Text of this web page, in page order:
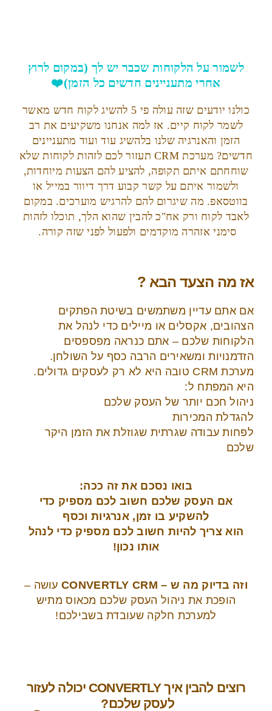
לשמור על הלקוחות שכבר יש לך (במקום לרוץ
אחרי מתעניינים חדשים כל הזמן)❤️
כולנו יודעים שזה עולה פי 5 להשיג לקוח חדש מאשר
לשמר לקוח קיים. אז למה אנחנו משקיעים את רב
הזמן והאנרגיה שלנו בלהשיג עוד ועוד מתעניינים
חדשים? מערכת CRM תעזור לכם לזהות לקוחות שלא
שוחחתם איתם תקופה, להציע להם הצעות מיוחדות,
ולשמור איתם על קשר קבוע דרך דיוור במייל או
בווטסאפ. מה שיגרום להם להרגיש מוערכים. במקום
לאבד לקוח ורק אח"כ להבין שהוא הלך, תוכלו לזהות
סימני אזהרה מוקדמים ולפעול לפני שזה קורה.
אז מה הצעד הבא ?
אם אתם עדיין משתמשים בשיטת הפתקים
הצהובים, אקסלים או מיילים כדי לנהל את
הלקוחות שלכם – אתם כנראה מפספסים
הזדמנויות ומשאירים הרבה כסף על השולחן.
מערכת CRM טובה היא לא רק לעסקים גדולים.
היא המפתח ל:
ניהול חכם יותר של העסק שלכם
להגדלת המכירות
לפחות עבודה שגרתית שגוזלת את הזמן היקר
שלכם
בואו נסכם את זה ככה:
אם העסק שלכם חשוב לכם מספיק כדי
להשקיע בו זמן, אנרגיות וכסף
הוא צריך להיות חשוב לכם מספיק כדי לנהל
אותו נכון!
וזה בדיוק מה ש – CONVERTLY CRM
עושה –
הופכת את ניהול העסק שלכם מכאוס מתיש
למערכת חלקה שעובדת בשבילכם!
רוצים להבין איךCONVERTLYיכולה לעזור
לעסק שלכם?